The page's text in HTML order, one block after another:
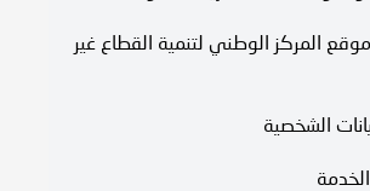
المركز الوطني لتنمية القطاع غير
الشخصية